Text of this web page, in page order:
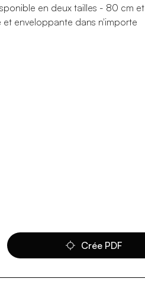
en deux tailles - 80 cm et
enveloppante dans n'importe
Crée PDF